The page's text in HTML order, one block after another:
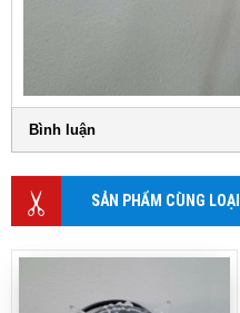
Bình luận
SẢN PHẨM CÙNG LOẠI